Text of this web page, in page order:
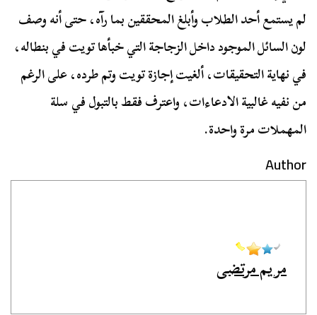
لم يستمع أحد الطلاب وأبلغ المحققين بما رآه، حتى أنه وصف
لون السائل الموجود داخل الزجاجة التي خبأها تويت في بنطاله،
في نهاية التحقيقات، ألغيت إجازة تويت وتم طرده، على الرغم
من نفيه غالبية الادعاءات، واعترف فقط بالتبول في سلة
المهملات مرة واحدة.
Author
مريم مرتضى